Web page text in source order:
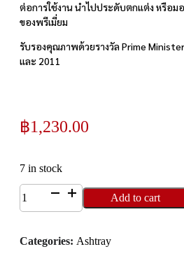
ต่อการใช้งาน นำไปประดับตกแต่ง หรือม
ของพรีเมี่ยม
รับรองคุณภาพด้วยรางวัล Prime
และ 2011
฿1,230.00
7 in stock
200A
ที่
บุหรี่
Add to cart
Categories: Ashtray